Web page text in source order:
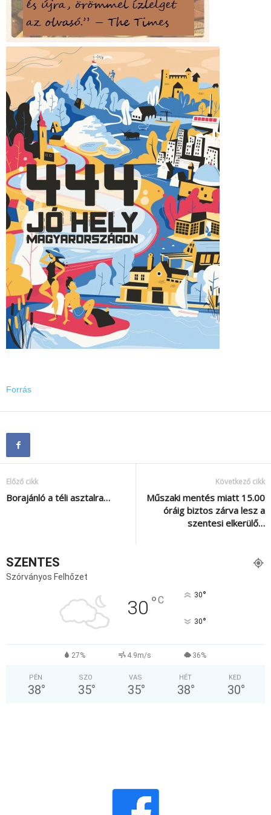
Forrás
Előző cikk
Borajánló a téli asztalra…
Következő cikk
Műszaki mentés miatt 15.00
óráig biztos zárva lesz a
szentesi elkerülő…
SZENTES
Szórványos Felhőzet
30 °C 30°
30°
27% 4.9m/s 36%
PÉN
38°
SZO
35°
VAS
35°
HÉT
38°
KED
30°